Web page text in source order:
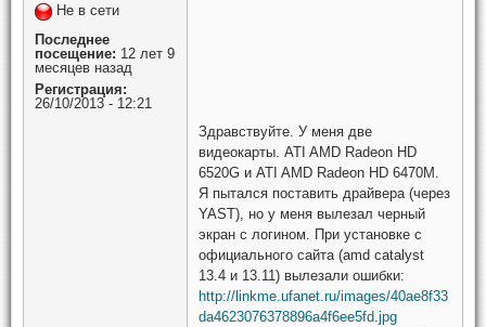
Не в сети
Последнее
посещение: 12 лет 9
месяцев назад
Регистрация:
26/10/2013 - 12:21
Здравствуйте. У меня две
видеокарты. ATI AMD Radeon HD
6520G и ATI AMD Radeon HD 6470M.
Я пытался поставить драйвера (через
YAST), но у меня вылезал черный
экран с логином. При установке с
официального сайта (amd catalyst
13.4 и 13.11) вылезали ошибки:
http://linkme.ufanet.ru/images/40ae8f33
da4623076378896a4f6ee5fd.jpg